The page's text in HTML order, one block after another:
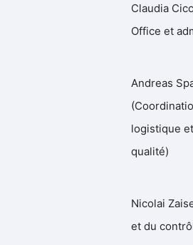
Claudia
Office et
Andreas
logistique
qualité)
Nicolai
et du